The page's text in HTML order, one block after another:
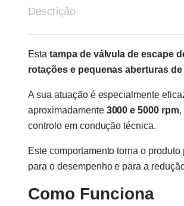
Descrição
Esta tampa de válvula de escape
rotações e pequenas aberturas
A sua atuação é especialmente
aproximadamente 3000 e 5000 rpm,
controlo em condução técnica.
Este comportamento torna o
para o desempenho e para a
Como Funciona